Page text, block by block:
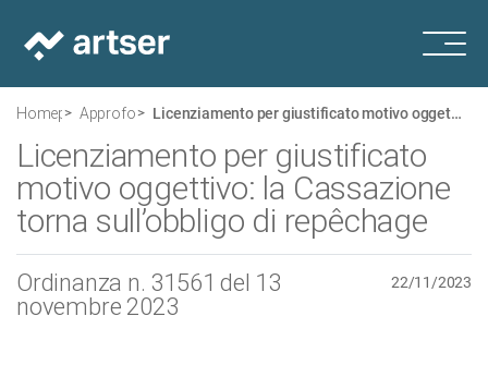
HomepageApprofondimenti Licenziamento per giustificato motivo oggettivo: la Cassazione torna sull’obbligo di repêchage
Licenziamento per giustificato
motivo oggettivo: la Cassazione
torna sull’obbligo di repêchage
Ordinanza n. 31561 del 13
novembre 2023
22/11/2023